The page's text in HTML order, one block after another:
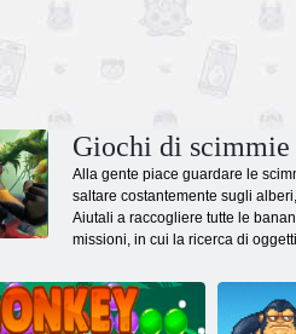
Giochi di scimmie
Alla gente piace guardare le
saltare costantemente sugli
Aiutali a raccogliere tutte le
missioni, in cui la ricerca di